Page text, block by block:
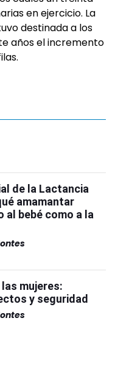
en ejercicio. La
destinada a los
años el incremento
de la Lactancia
amamantar
al bebé como a la
mujeres:
y seguridad